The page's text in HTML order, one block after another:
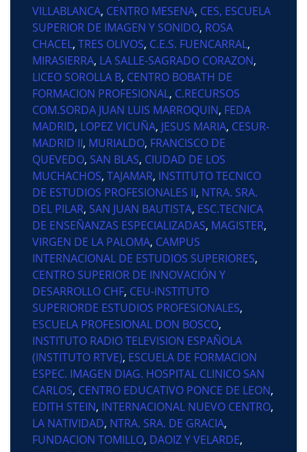
VILLABLANCA, CENTRO MESENA, CES, ESCUELA
SUPERIOR DE IMAGEN Y SONIDO, ROSA
CHACEL, TRES OLIVOS, C.E.S. FUENCARRAL,
MIRASIERRA, LA SALLE-SAGRADO CORAZON,
LICEO SOROLLA B, CENTRO BOBATH DE
FORMACION PROFESIONAL, C.RECURSOS
COM.SORDA JUAN LUIS MARROQUIN, FEDA
MADRID, LOPEZ VICUÑA, JESUS MARIA, CESUR-
MADRID II, MURIALDO, FRANCISCO DE
QUEVEDO, SAN BLAS, CIUDAD DE LOS
MUCHACHOS, TAJAMAR, INSTITUTO TECNICO
DE ESTUDIOS PROFESIONALES II, NTRA. SRA.
DEL PILAR, SAN JUAN BAUTISTA, ESC.TECNICA
DE ENSEÑANZAS ESPECIALIZADAS, MAGISTER,
VIRGEN DE LA PALOMA, CAMPUS
INTERNACIONAL DE ESTUDIOS SUPERIORES,
CENTRO SUPERIOR DE INNOVACIÓN Y
DESARROLLO CHF, CEU-INSTITUTO
SUPERIORDE ESTUDIOS PROFESIONALES,
ESCUELA PROFESIONAL DON BOSCO,
INSTITUTO RADIO TELEVISION ESPAÑOLA
(INSTITUTO RTVE), ESCUELA DE FORMACION
ESPEC. IMAGEN DIAG. HOSPITAL CLINICO SAN
CARLOS, CENTRO EDUCATIVO PONCE DE LEON,
EDITH STEIN, INTERNACIONAL NUEVO CENTRO,
LA NATIVIDAD, NTRA. SRA. DE GRACIA,
FUNDACION TOMILLO, DAOIZ Y VELARDE,